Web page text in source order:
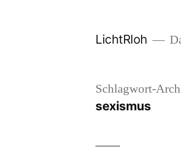
LichtRloh
Schlagwort-
sexismus